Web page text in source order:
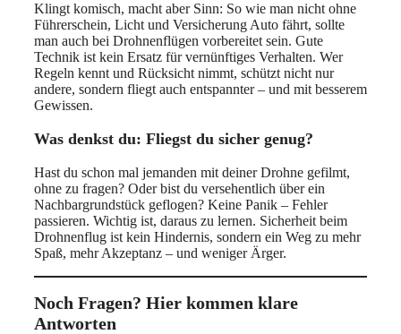
Klingt komisch, macht aber Sinn: So wie man nicht ohne
Führerschein, Licht und Versicherung Auto fährt, sollte
man auch bei Drohnenflügen vorbereitet sein. Gute
Technik ist kein Ersatz für vernünftiges Verhalten. Wer
Regeln kennt und Rücksicht nimmt, schützt nicht nur
andere, sondern fliegt auch entspannter – und mit besserem
Gewissen.
Was denkst du: Fliegst du sicher genug?
Hast du schon mal jemanden mit deiner Drohne gefilmt,
ohne zu fragen? Oder bist du versehentlich über ein
Nachbargrundstück geflogen? Keine Panik – Fehler
passieren. Wichtig ist, daraus zu lernen. Sicherheit beim
Drohnenflug ist kein Hindernis, sondern ein Weg zu mehr
Spaß, mehr Akzeptanz – und weniger Ärger.
Noch Fragen? Hier kommen klare
Antworten